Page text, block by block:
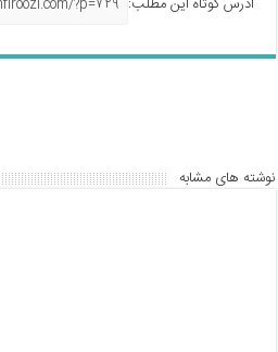
gr
a
s
A
er
e
e
b
k نوشته های مشابه